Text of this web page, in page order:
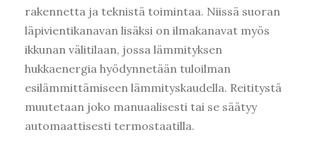
rakennetta ja teknistä toimintaa. Niissä suoran
läpivientikanavan lisäksi on ilmakanavat myös
ikkunan välitilaan, jossa lämmityksen
hukkaenergia hyödynnetään tuloilman
esilämmittämiseen lämmityskaudella. Reititystä
muutetaan joko manuaalisesti tai se säätyy
automaattisesti termostaatilla.